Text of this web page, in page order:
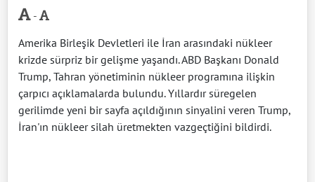
-
Amerika Birleşik Devletleri ile İran arasındaki nükleer
krizde sürpriz bir gelişme yaşandı. ABD Başkanı Donald
Trump, Tahran yönetiminin nükleer programına ilişkin
çarpıcı açıklamalarda bulundu. Yıllardır süregelen
gerilimde yeni bir sayfa açıldığının sinyalini veren Trump,
İran'ın nükleer silah üretmekten vazgeçtiğini bildirdi.